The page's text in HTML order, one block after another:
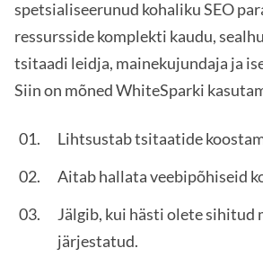
spetsialiseerunud kohaliku SEO
ressursside komplekti kaudu,
tsitaadi leidja, mainekujundaja ja
Siin on mõned WhiteSparki
Lihtsustab tsitaatide
Aitab hallata veebipõhiseid
Jälgib, kui hästi olete sihitud
järjestatud.